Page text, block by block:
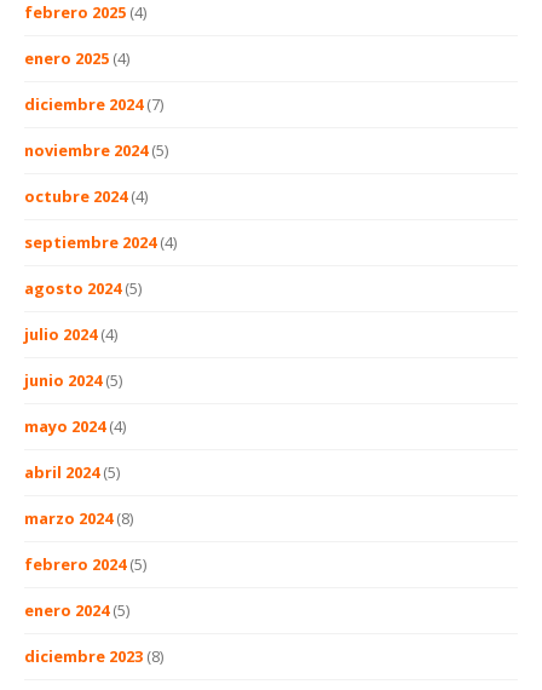
febrero 2025 (4)
enero 2025 (4)
diciembre 2024(7)
noviembre 2024(5)
octubre 2024(4)
septiembre 2024(4)
agosto 2024(5)
julio 2024(4)
junio 2024(5)
mayo 2024(4)
abril 2024(5)
marzo 2024(8)
febrero 2024(5)
enero 2024(5)
diciembre 2023 (8)